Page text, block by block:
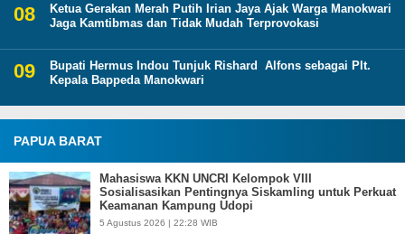
Ketua Gerakan Merah Putih Irian Jaya Ajak Warga Manokwari
Jaga Kamtibmas dan Tidak Mudah Terprovokasi
Bupati Hermus Indou Tunjuk Rishard Alfons sebagai Plt.
Kepala Bappeda Manokwari
PAPUA BARAT
Mahasiswa KKN UNCRI Kelompok VIII
Sosialisasikan Pentingnya Siskamling untuk Perkuat
Keamanan Kampung Udopi
5 Agustus 2026 | 22:28 WIB